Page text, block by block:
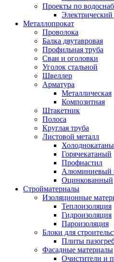
Проекты по
Электрический
Металлопрокат
Проволока
Балка двутавровая
Профильная труба
Сваи и оголовки
Уголок стальной
Швеллер
Арматура
Металлическая
Композитная
Штакетник
Полоса
Круглая труба
Листовой металл
Горячекатаный
Профнастил
Алюминиевый
Оцинкованный
Стройматериалы
Изоляционные
Теплоизоляция
Гидроизоляция
Пароизоляция
Блоки для
Плиты
Фасадные материалы
Очистители и